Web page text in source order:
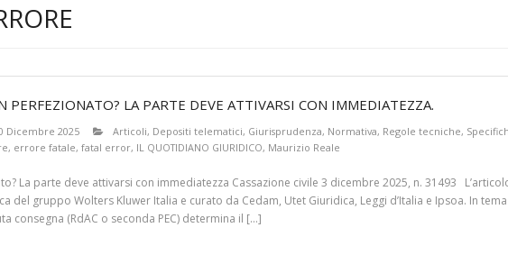
PERFEZIONATO? LA PARTE DEVE ATTIVARSI CON IMMEDIATEZZA.
Dicembre 2025 Articoli, Depositi telematici, Giurisprudenza, Normativa, Regole tecniche,
, errore fatale, fatal error, IL QUOTIDIANO GIURIDICO, Maurizio Reale
La parte deve attivarsi con immediatezza Cassazione civile 3 dicembre 2025, n. 31493
del gruppo Wolters Kluwer Italia e curato da Cedam, Utet Giuridica, Leggi d’Italia e Ipsoa. In
consegna (RdAC o seconda PEC) determina il […]